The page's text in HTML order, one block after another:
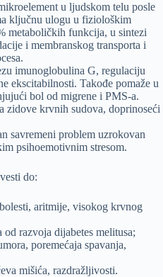
u ljudskom telu posle
ključnu ulogu u fiziološkim
metaboličkih funkcija, u sintezi
i membranskog transporta i
imunoglobulina G, regulaciju
ekscitabilnosti. Takođe pomaže u
bol od migrene i PMS-a.
zidove krvnih sudova, doprinoseći
savremeni problem uzrokovan
psihoemotivnim stresom.
do:
aritmije, visokog krvnog
razvoja dijabetes melitusa;
poremećaja spavanja,
mišića, razdražljivosti.